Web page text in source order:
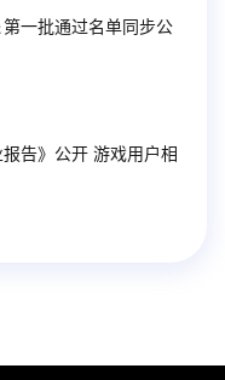
一批通过名单同步公
报告》公开 游戏用户相